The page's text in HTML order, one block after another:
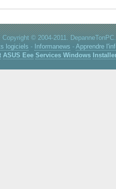
Copyright © 2004-2011.
logiciels - Informanews - Apprendre
ASUS Eee Services Windows